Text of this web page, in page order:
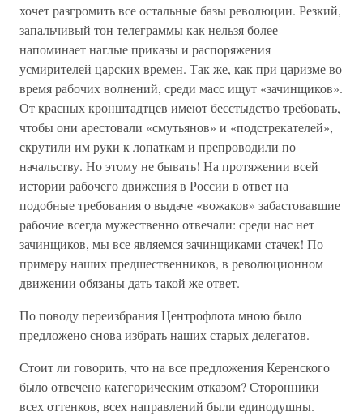
хочет разгромить все остальные базы революции. Резкий,
запальчивый тон телеграммы как нельзя более
напоминает наглые приказы и распоряжения
усмирителей царских времен. Так же, как при царизме во
время рабочих волнений, среди масс ищут «зачинщиков».
От красных кронштадтцев имеют бесстыдство требовать,
чтобы они арестовали «смутьянов» и «подстрекателей»,
скрутили им руки к лопаткам и препроводили по
начальству. Но этому не бывать! На протяжении всей
истории рабочего движения в России в ответ на
подобные требования о выдаче «вожаков» забастовавшие
рабочие всегда мужественно отвечали: среди нас нет
зачинщиков, мы все являемся зачинщиками стачек! По
примеру наших предшественников, в революционном
движении обязаны дать такой же ответ.
По поводу переизбрания Центрофлота мною было
предложено снова избрать наших старых делегатов.
Стоит ли говорить, что на все предложения Керенского
было отвечено категорическим отказом? Сторонники
всех оттенков, всех направлений были единодушны.